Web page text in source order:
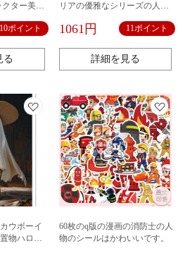
ター美女
子インタ
10ポイント
る
リアの優雅なシリーズの人物
っています。
1061円 11ポイント
詳細を見る
ウボーイ
物ハロウ
60枚のq版の漫画の消防士の人
物のシールはかわいいです。